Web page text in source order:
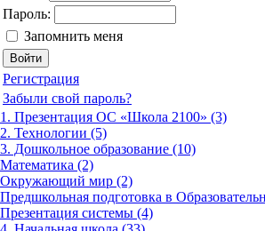
Пароль:
Запомнить меня
Регистрация
Забыли свой пароль?
1. Презентация ОС «Школа 2100» (3)
2. Технологии (5)
3. Дошкольное образование (10)
Математика (2)
Окружающий мир (2)
Предшкольная подготовка в
Презентация системы (4)